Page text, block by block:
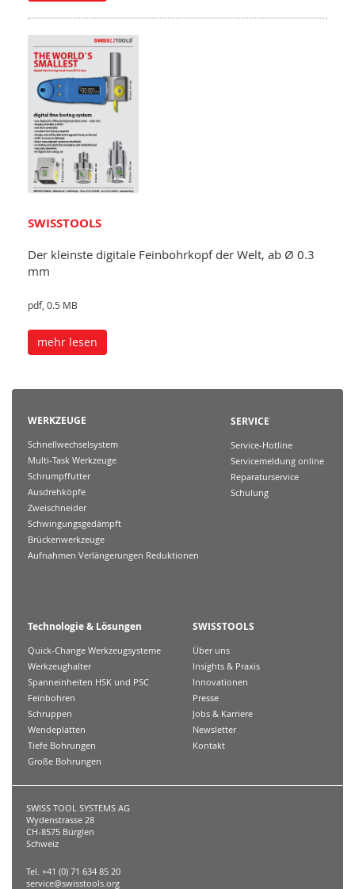
SWISSTOOLS
Der kleinste digitale Feinbohrkopf der Welt, ab Ø 0.3
mm
pdf, 0.5 MB
mehr lesen
WERKZEUGE
Schnellwechselsystem
Multi-Task Werkzeuge
Schrumpffutter
Ausdrehköpfe
Zweischneider
Schwingungsgedämpft
Brückenwerkzeuge
Aufnahmen Verlängerungen Reduktionen
SERVICE
Service-Hotline
Servicemeldung online
Reparaturservice
Schulung
Technologie & Lösungen
Quick-Change Werkzeugsysteme
Werkzeughalter
Spanneinheiten HSK und PSC
Feinbohren
Schruppen
Wendeplatten
Tiefe Bohrungen
Große Bohrungen
SWISSTOOLS
Über uns
Insights & Praxis
Innovationen
Presse
Jobs & Karriere
Newsletter
Kontakt
SWISS TOOL SYSTEMS AG
Wydenstrasse 28
CH-8575 Bürglen
Schweiz
Tel. +41 (0) 71 634 85 20
service@swisstools.org